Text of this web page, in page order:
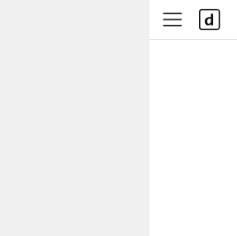
사
이
다
나
와